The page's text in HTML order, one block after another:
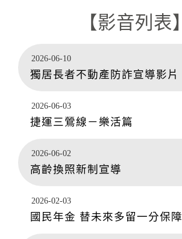
影音列表
2026-06-10
獨居長者不動產防詐宣導影片
2026-06-03
捷運三鶯線－樂活篇
2026-06-02
高齡換照新制宣導
2026-02-03
國民年金 替未來多留一分保障